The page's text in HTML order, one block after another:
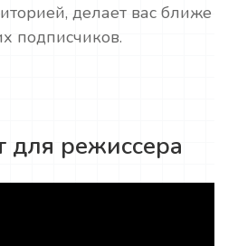
делает вас ближе
подписчиков.
для режиссера